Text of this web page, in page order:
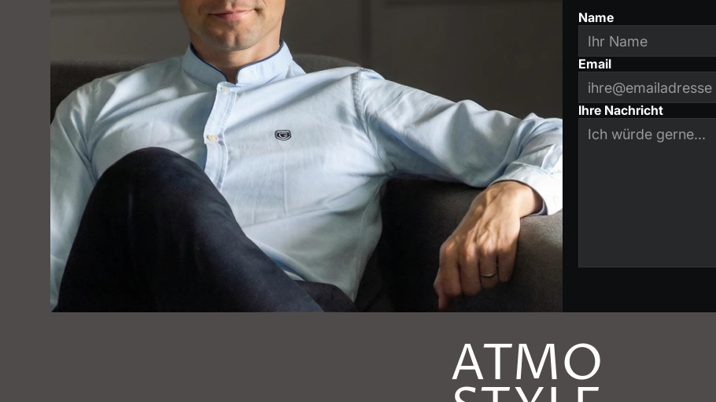
Name
Email
Ihre Nachricht
ATMO